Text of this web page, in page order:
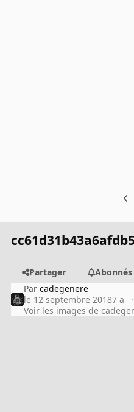
Partager
Abonnés
Parcadegenere
le 12 septembre 20187 a
Voir les images de